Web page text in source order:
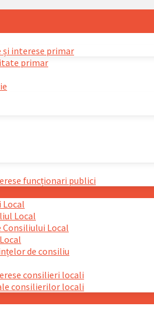
și interese primar
primar
funcționari publici
Local
Local
Local
de consiliu
consilieri locali
consilierilor locali